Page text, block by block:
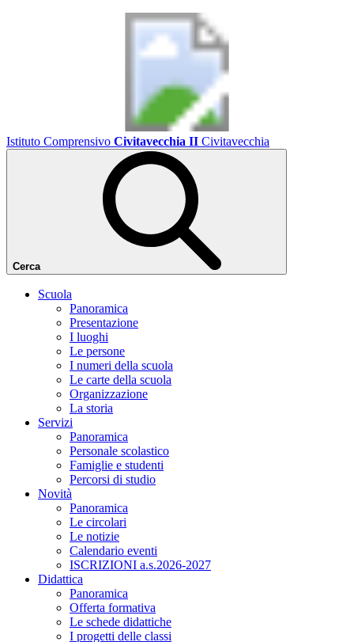
Istituto Comprensivo Civitavecchia II Civitavecchia
Cerca
Scuola
Panoramica
Presentazione
I luoghi
Le persone
I numeri della scuola
Le carte della scuola
Organizzazione
La storia
Servizi
Panoramica
Personale scolastico
Famiglie e studenti
Percorsi di studio
Novità
Panoramica
Le circolari
Le notizie
Calendario eventi
ISCRIZIONI a.s.2026-2027
Didattica
Panoramica
Offerta formativa
Le schede didattiche
I progetti delle classi